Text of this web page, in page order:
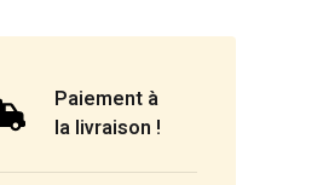
Paiement à
la livraison !